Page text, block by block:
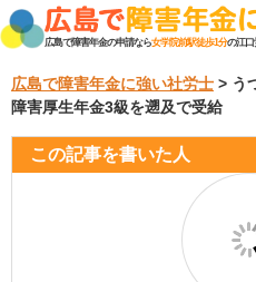
広島で障害年金の申請なら女学院前駅徒歩1分の江口
広島で障害年金に強い社労士 > う
障害厚生年金3級を遡及で受給
この記事を書いた人